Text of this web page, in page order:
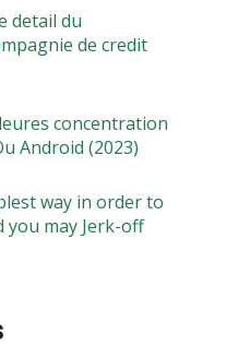
detail du
de credit
concentration
Android (2023)
way in order to
you may Jerk-off